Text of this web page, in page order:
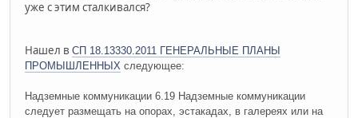
уже с этим сталкивался?
Нашел в СП 18.13330.2011 ГЕНЕРАЛЬНЫЕ ПЛАНЫ
ПРОМЫШЛЕННЫХ следующее:
Надземные коммуникации 6.19 Надземные коммуникации
следует размещать на опорах, эстакадах, в галереях или на